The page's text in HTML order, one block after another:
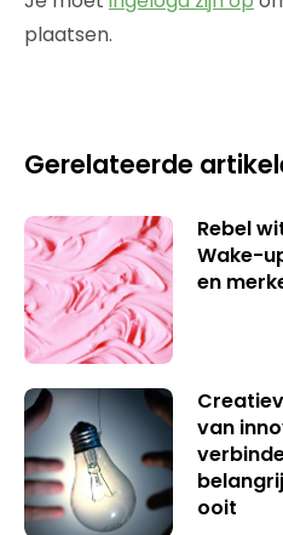
plaatsen.
Gerelateerde
Rebel
Wake-
en
van
ooit